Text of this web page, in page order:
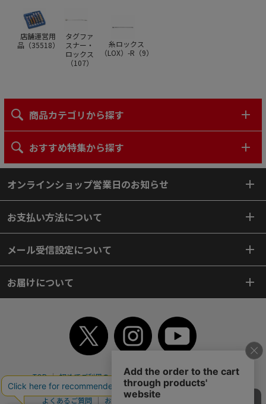
店舗運営用
品（35518）
タグファ
スナー・
ロックス
（107）
糸ロックス
（LOX）-R（9）
商品カテゴリから探す
おすすめ特集から探す
オンラインショップ営業日のお知らせ
お支払い方法について
メール受信設定について
お届けについて
TOP 初めてご利用のお客様へ ご利用案内
ご利用規約
個人情報保護方針
特定商取引法
会社案内
よくあるご質問
お問い合わせ ピンポイントサーチ